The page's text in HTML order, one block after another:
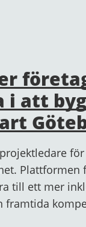
i att
till ett mer
framtida